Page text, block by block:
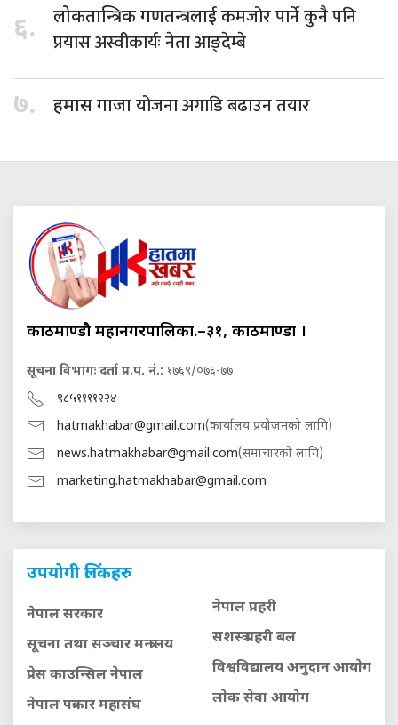
६. लोकतान्त्रिक गणतन्त्रलाईकमजोर पार्ने कुनै पनि
प्रयास अस्वीकार्यः नेता आङ्देम्बे
७. हमास गाजायोजना अगाडि बढाउन तयार
काठमाण्डौ महानगरपालिका.–३१, काठमाण्डौं ।
सूचना विभागः दर्ता प्र.प. नं.: १७६९/०७६-७७
९८५११११२२४
hatmakhabar@gmail.com(कार्यालय प्रयोजनको लागि)
news.hatmakhabar@gmail.com(समाचारको लागि)
marketing.hatmakhabar@gmail.com
उपयोगी लिंकहरु
नेपाल सरकार
सूचना तथा सञ्चार मन्त्रालय
प्रेस काउन्सिल नेपाल
नेपाल पत्रकार महासंघ
नेपाल प्रहरी
सशस्त्र प्रहरी बल
विश्वविद्यालय अनुदान आयाेग
लाेक सेवा आयाेग